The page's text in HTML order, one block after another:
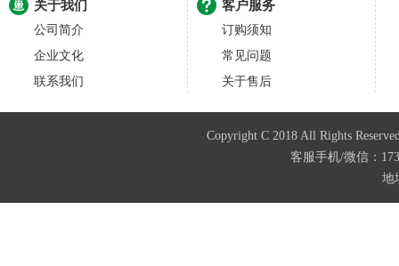
关于我们
公司简介
企业文化
联系我们
客户服务
订购须知
常见问题
关于售后
Copyright C 2018 All Rights
客服手机/微信：
地